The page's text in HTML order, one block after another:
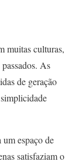
muitas culturas,
As
de geração
um espaço de
satisfaziam o